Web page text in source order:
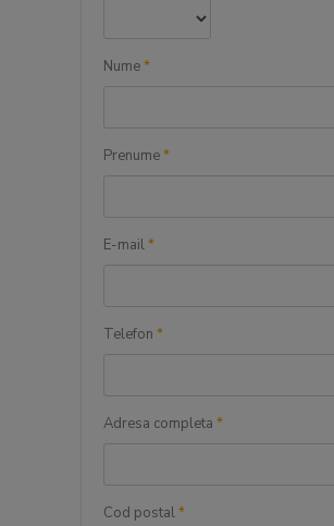
Nume*
Prenume*
E-mail*
Telefon *
Adresa completa *
Cod postal*